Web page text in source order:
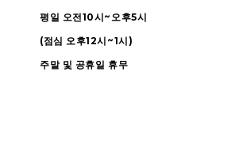
평일 오전10시~오후5시
(점심 오후12시~1시)
주말 및 공휴일 휴무